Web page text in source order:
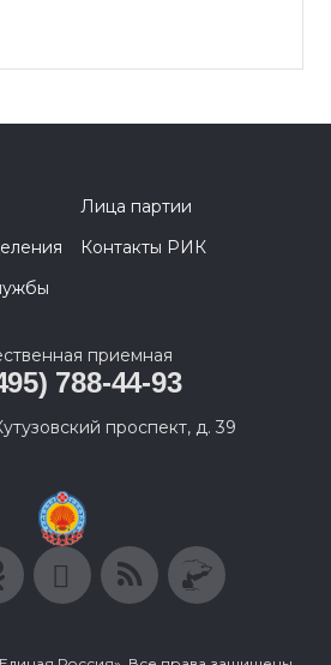
Лица партии
Контакты РИК
приемная
788-44-93
проспект, д. 39